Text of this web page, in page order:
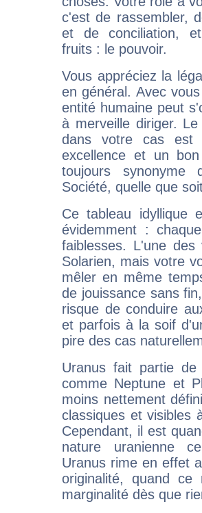
c'est de rassembler,
et de conciliation,
fruits : le pouvoir.
Vous appréciez la
en général. Avec
entité humaine peut
à merveille diriger.
dans votre cas est
excellence et un
toujours synonyme
Société, quelle que
Ce tableau idyllique
évidemment :
faiblesses. L'une
Solarien, mais votre
mêler en même
de jouissance sans
risque de conduire
et parfois à la soif
pire des cas
Uranus fait partie
comme Neptune et
moins nettement
classiques et visibles
Cependant, il est
nature uranienne
Uranus rime en effet
originalité, quand ce
marginalité dès que